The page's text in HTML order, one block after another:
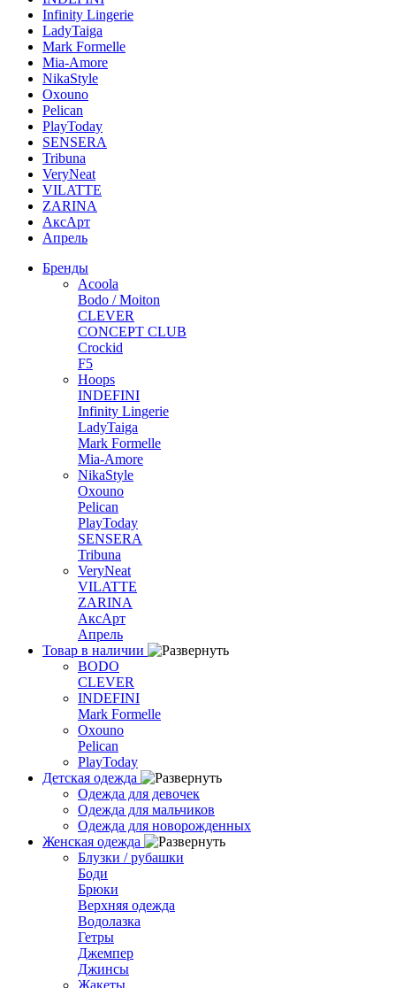
Infinity Lingerie
LadyTaiga
Mark Formelle
Mia-Amore
NikaStyle
Oxouno
Pelican
PlayToday
SENSERA
Tribuna
VeryNeat
VILATTE
ZARINA
АксАрт
Апрель
Бренды
Acoola
Bodo / Moiton
CLEVER
CONCEPT CLUB
Crockid
F5
Hoops
INDEFINI
Infinity Lingerie
LadyTaiga
Mark Formelle
Mia-Amore
NikaStyle
Oxouno
Pelican
PlayToday
SENSERA
Tribuna
VeryNeat
VILATTE
ZARINA
АксАрт
Апрель
Товар в наличии
BODO
CLEVER
INDEFINI
Mark Formelle
Oxouno
Pelican
PlayToday
Детская одежда
Одежда для девочек
Одежда для мальчиков
Одежда для новорожденных
Женская одежда
Блузки / рубашки
Боди
Брюки
Верхняя одежда
Водолазка
Гетры
Джемпер
Джинсы
Жакеты